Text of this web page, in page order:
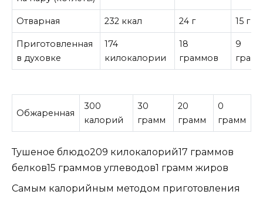
Отварная 232 ккал 24 г 15 г
Приготовленная
в духовке
174
килокалории
18
граммов
9
Обжаренная
300
калорий
30
грамм
20
грамм
0
грамм
Тушеное блюдо209 килокалорий17 граммов
белков15 граммов углеводов1 грамм жиров
Самым калорийным методом приготовления